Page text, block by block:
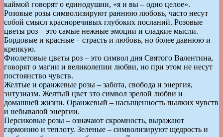
каймой говорят о единодушии, «я и вы – одно целое».
Розовые розы символизируют раннюю любовь, часто несут
собой смысл красноречивых глубоких посланий. Розовые
цветы роз – это самые нежные эмоции и сладкие мысли.
Бордовые и красные – страсть и любовь, но более давнюю и
крепкую.
Фиолетовые цветы роз – это символ дня Святого Валентина,
говорят о магии и великолепии любви, но при этом не несут
постоянство чувств.
Желтые и оранжевые розы – забота, свобода и энергия,
энтузиазм. Желтый цвет это символ зрелой любви и
домашней жизни. Оранжевый – насыщенность пылких чувств
и небывалой энергии.
Персиковые розы – означают скромность, выражают
гармонию и теплоту. Зеленые – символизируют щедрость и